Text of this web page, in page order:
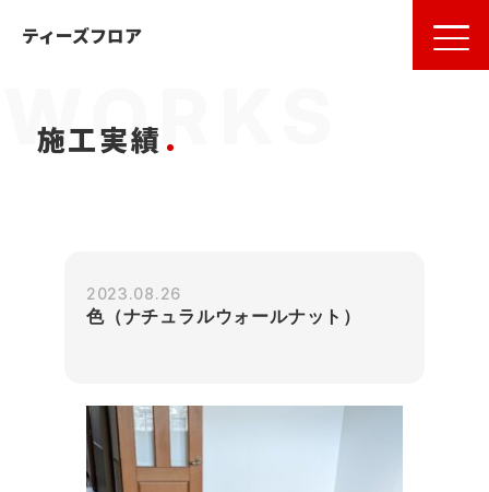
名古屋 フローリング
ティーズフロア
施工実績
2023.08.26
色（ナチュラルウォールナット）